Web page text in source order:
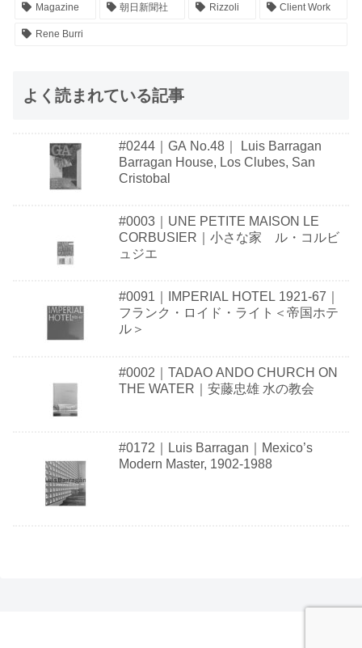
Magazine 朝日新聞社 Rizzoli Client Work
Rene Burri
よく読まれている記事
#0244｜GA No.48｜ Luis Barragan
Barragan House, Los Clubes, San
Cristobal
#0003｜UNE PETITE MAISON LE
CORBUSIER｜小さな家 ル・コルビ
ュジエ
#0091｜IMPERIAL HOTEL 1921-67｜
フランク・ロイド・ライト＜帝国ホテ
ル＞
#0002｜TADAO ANDO CHURCH ON
THE WATER｜安藤忠雄 水の教会
#0172｜Luis Barragan｜Mexico’s
Modern Master, 1902-1988